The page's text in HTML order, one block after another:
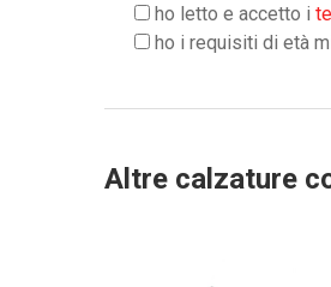
ho letto e accetto i
ho i requisiti di età
Altre calzature